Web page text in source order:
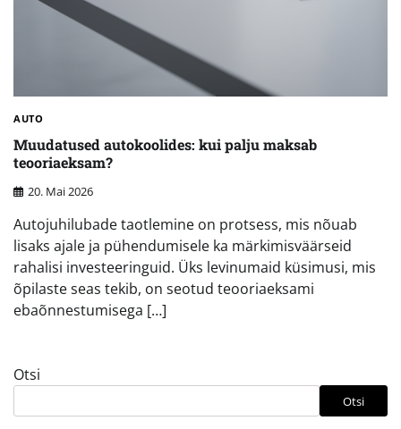
AUTO
Muudatused autokoolides: kui palju maksab
teooriaeksam?
20. Mai 2026
Autojuhilubade taotlemine on protsess, mis nõuab
lisaks ajale ja pühendumisele ka märkimisväärseid
rahalisi investeeringuid. Üks levinumaid küsimusi, mis
õpilaste seas tekib, on seotud teooriaeksami
ebaõnnestumisega […]
Otsi
Otsi